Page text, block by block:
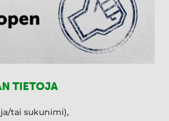
TIETOJA
tai sukunimi),